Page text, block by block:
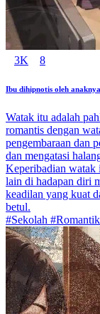
3K 8
Ibu dihipnotis oleh anaknya
Watak itu adalah
romantis dengan
pengembaraan dan
dan mengatasi
Keperibadian watak
lain di hadapan diri
keadilan yang kuat
betul.
#Sekolah